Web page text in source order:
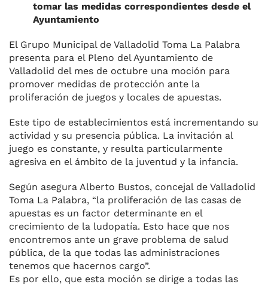
tomar las medidas correspondientes desde el
Ayuntamiento
El Grupo Municipal de Valladolid Toma La Palabra
presenta para el Pleno del Ayuntamiento de
Valladolid del mes de octubre una moción para
promover medidas de protección ante la
proliferación de juegos y locales de apuestas.
Este tipo de establecimientos está incrementando su
actividad y su presencia pública. La invitación al
juego es constante, y resulta particularmente
agresiva en el ámbito de la juventud y la infancia.
Según asegura Alberto Bustos, concejal de Valladolid
Toma La Palabra, “la proliferación de las casas de
apuestas es un factor determinante en el
crecimiento de la ludopatía. Esto hace que nos
encontremos ante un grave problema de salud
pública, de la que todas las administraciones
tenemos que hacernos cargo”.
Es por ello, que esta moción se dirige a todas las